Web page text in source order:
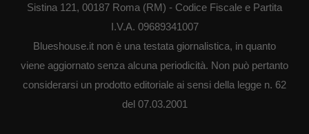
Sistina 121, 00187 Roma (RM) - Codice Fiscale e Partita
I.V.A. 09689341007
Blueshouse.it non è una testata giornalistica, in quanto
viene aggiornato senza alcuna periodicità. Non può pertanto
considerarsi un prodotto editoriale ai sensi della legge n. 62
del 07.03.2001